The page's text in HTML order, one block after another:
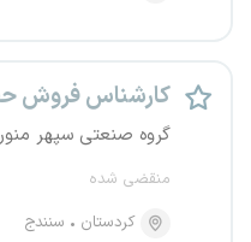
کارشناس فروش
گروه صنعتی سپهر منور
منقضی شده
کردستان
سنندج